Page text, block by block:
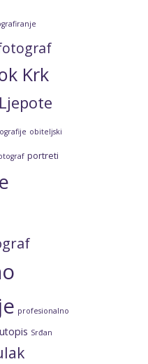
Krk
Ljepote
obiteljski
portreti
profesionalno
Srđan